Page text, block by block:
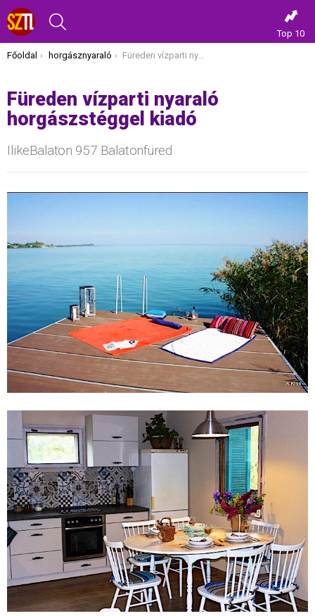
Top 10
Itt vagy most:
Főoldal horgásznyaraló Füreden vízparti nyaraló horgászstéggel kiadó
Füreden vízparti nyaraló
horgászstéggel kiadó
IlikeBalaton 957 Balatonfüred